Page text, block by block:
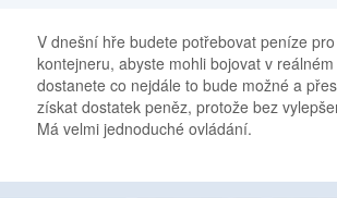
V dnešní hře budete potřebovat peníze
kontejneru, abyste mohli bojovat v
dostanete co nejdále to bude možné a
získat dostatek peněz, protože bez
Má velmi jednoduché ovládání.